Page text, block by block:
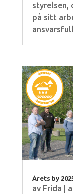
styrelsen,
på sitt
Årets by
av Frida